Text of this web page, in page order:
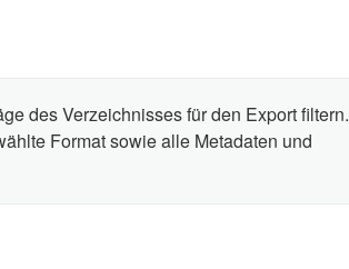
des Verzeichnisses für den Export filtern.
Format sowie alle Metadaten und